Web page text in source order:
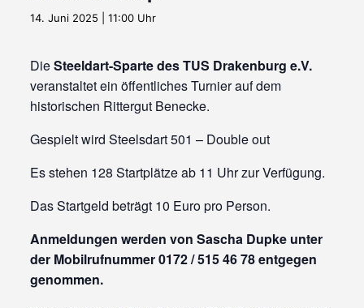
14. Juni 2025 | 11:00 Uhr
DieSteeldart-Sparte des TUS Drakenburg e.V.
veranstaltet ein öffentliches Turnier auf dem
historischen Rittergut Benecke.
Gespielt wird Steelsdart 501 – Double out
Es stehen 128 Startplätze ab 11 Uhr zur Verfügung.
Das Startgeld beträgt 10 Euro pro Person.
Anmeldungen werden von Sascha Dupke unter
der Mobilrufnummer 0172 / 515 46 78 entgegen
genommen.